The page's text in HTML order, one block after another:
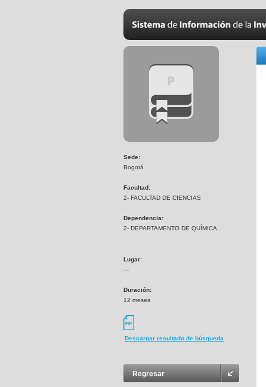
Sede:
Bogotá
Facultad:
2- FACULTAD DE CIENCIAS
Dependencia:
2- DEPARTAMENTO DE QUÍMICA
Lugar:
---
Duración:
12 meses
Descargar resultado de búsqueda
Regresar